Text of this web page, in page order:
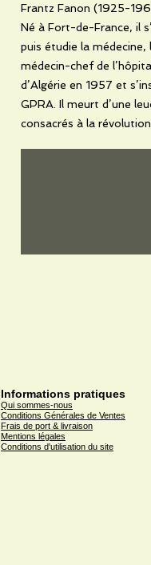
Frantz Fanon (1925-
Né à Fort-de-France, il
puis étudie la médecine,
médecin-chef de
d’Algérie en 1957 et
GPRA. Il meurt d’une
consacrés à la
Informations pratiques
Qui sommes-nous
Conditions Générales de Ventes
Frais de port & livraison
Mentions légales
Conditions d'utilisation du site